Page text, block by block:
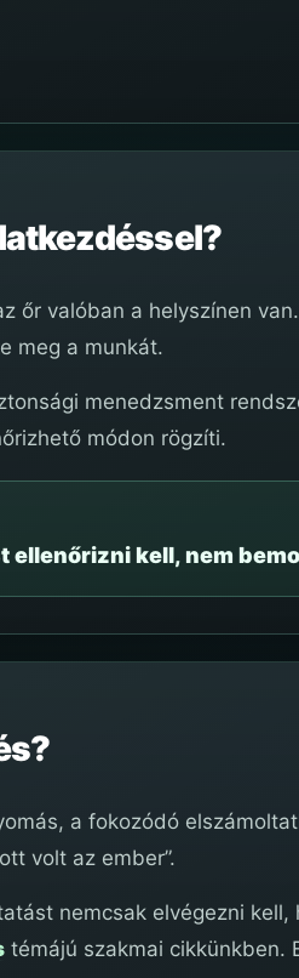
őr valóban a helyszínen
meg a munkát.
menedzsment
módon rögzíti.
kell, nem
a fokozódó
volt az ember”.
nemcsak elvégezni
témájú szakmai cikkünkben.